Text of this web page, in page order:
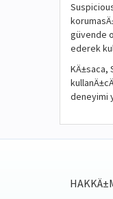
güvende
ederek
KÄ±saca,
deneyimi